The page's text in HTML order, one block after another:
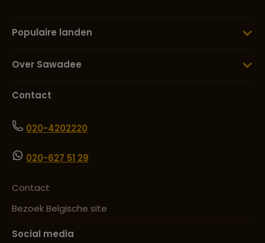
Populaire landen
Over Sawadee
Contact
020-4202220
020-627 51 29
Contact
Bezoek Belgische site
Social media